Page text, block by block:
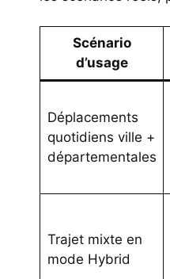
Scénario
d’usage
Déplacements
quotidiens ville +
départementales
Trajet mixte en
mode Hybrid